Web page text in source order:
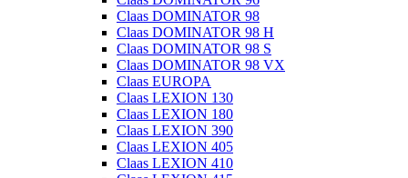
Claas DOMINATOR 98
Claas DOMINATOR 98 H
Claas DOMINATOR 98 S
Claas DOMINATOR 98 VX
Claas EUROPA
Claas LEXION 130
Claas LEXION 180
Claas LEXION 390
Claas LEXION 405
Claas LEXION 410